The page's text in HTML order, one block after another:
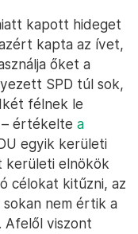
kapott hideget
kapta az ívet,
őket a
SPD túl sok,
félnek le
értékelte a
egyik kerületi
kerületi elnökök
célokat kitűzni, az
nem értik a
Afelől viszont